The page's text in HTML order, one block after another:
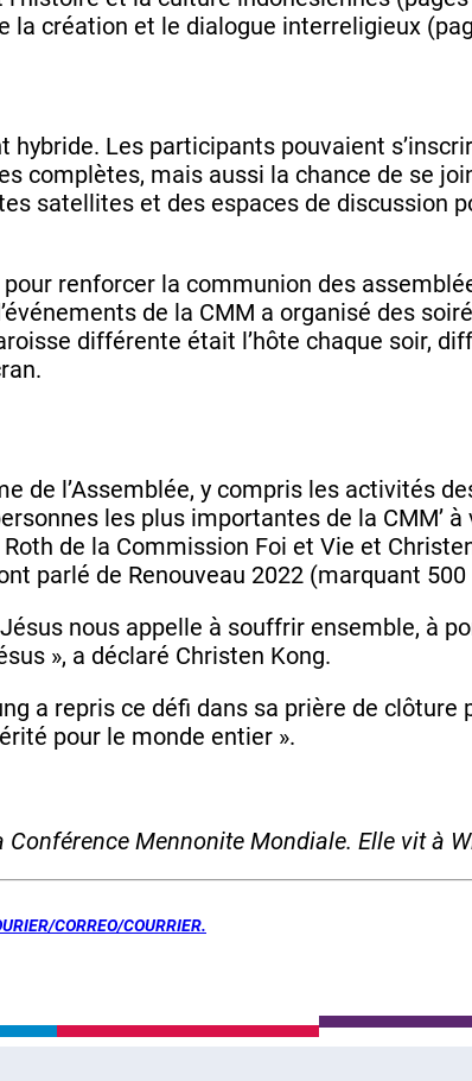
la création et le dialogue interreligieux
Les participants pouvaient
complètes, mais aussi la chance de se
satellites et des espaces de discussion
renforcer la communion des
de la CMM a organisé des
différente était l’hôte chaque soir,
de l’Assemblée, y compris les activités
les plus importantes de la CMM’
de la Commission Foi et Vie et
parlé de Renouveau 2022 (marquant 500
nous appelle à souffrir ensemble, à
», a déclaré Christen Kong.
a repris ce défi dans sa prière de clôture
pour le monde entier ».
Mennonite Mondiale. Elle vit à
CORREO/COURRIER.